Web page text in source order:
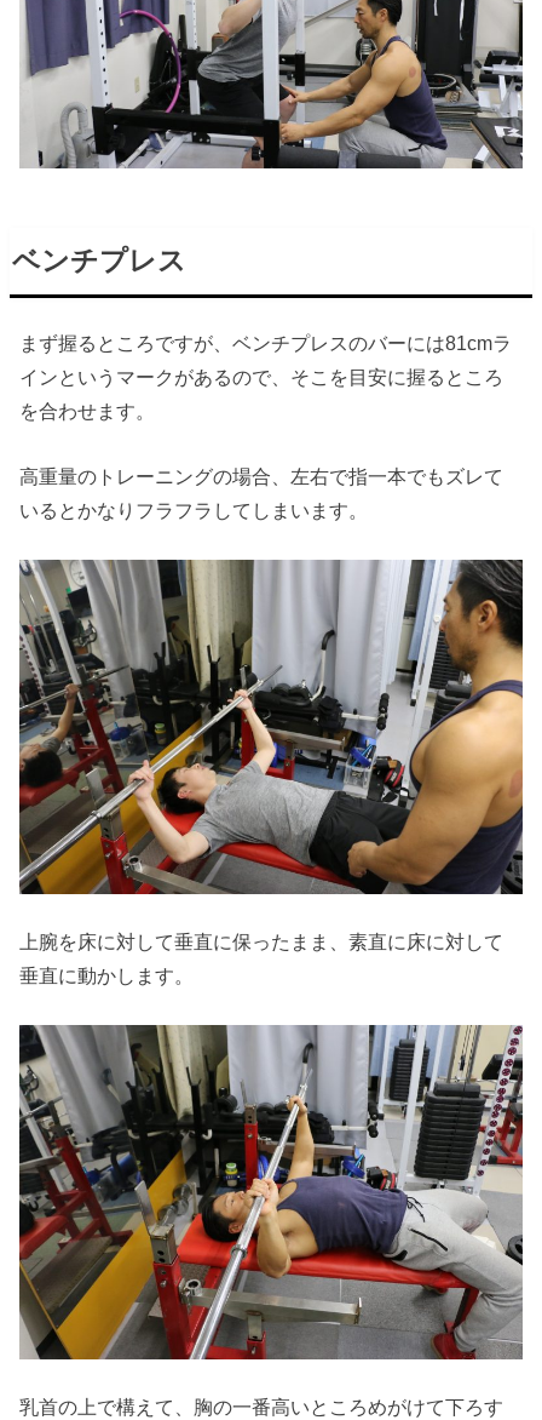
ベンチプレス
まず握るところですが、ベンチプレスのバーには81cmラ
インというマークがあるので、そこを目安に握るところ
を合わせます。
高重量のトレーニングの場合、左右で指一本でもズレて
いるとかなりフラフラしてしまいます。
上腕を床に対して垂直に保ったまま、素直に床に対して
垂直に動かします。
乳首の上で構えて、胸の一番高いところめがけて下ろす